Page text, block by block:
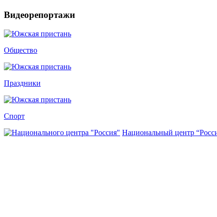
Видеорепортажи
Общество
Праздники
Спорт
Национальный центр